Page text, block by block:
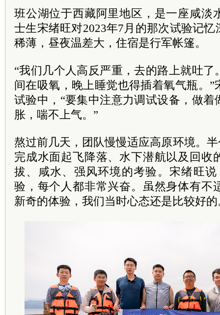
班公湖位于西藏阿里地区，是一座咸淡
士生宋绪旺对2023年7月的那次试验记
稀薄，昼夜温差大，住宿是行军帐篷。
“我们几个人高反严重，去的路上就吐
间在吸氧，晚上睡觉也得插着氧气瓶。
试验中，“要集中注意力调试设备，做
胀，喘不上气。”
熬过前几天，团队慢慢适应高原环境。
完成水面起飞降落、水下潜航以及回收
拔、咸水、强风环境的考验。宋绪旺
验，每个人都非常兴奋。虽然身体有不
新奇的体验，我们当时心态还是比较好的